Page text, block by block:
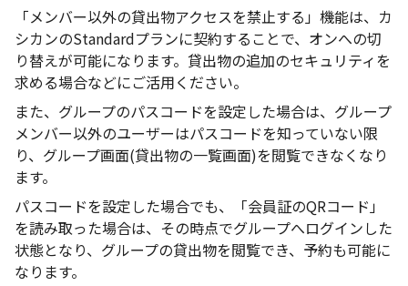
「メンバー以外の貸出物アクセスを禁止する」機能は、カ
シカンのStandardプランに契約することで、オンへの切
り替えが可能になります。貸出物の追加のセキュリティを
求める場合などにご活用ください。
また、グループのパスコードを設定した場合は、グループ
メンバー以外のユーザーはパスコードを知っていない限
り、グループ画面(貸出物の一覧画面)を閲覧できなくなり
ます。
パスコードを設定した場合でも、「会員証のQRコード」
を読み取った場合は、その時点でグループへログインした
状態となり、グループの貸出物を閲覧でき、予約も可能に
なります。